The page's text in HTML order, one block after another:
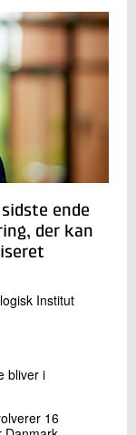
ende
der kan
Institut
bliver i
16